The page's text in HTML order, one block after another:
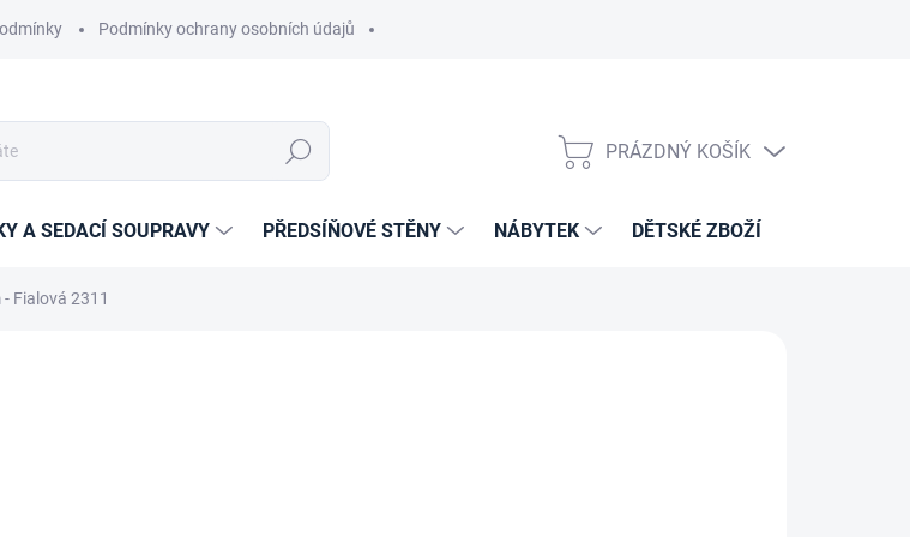
Podmínky ochrany osobních údajů
Hledat
NÁKUPNÍ
PRÁZDNÝ KOŠÍK
A SEDACÍ SOUPRAVY PŘEDSÍŇOVÉ STĚNY NÁBYTEK DĚTSKÉ ZBOŽÍ
Fialová 2311